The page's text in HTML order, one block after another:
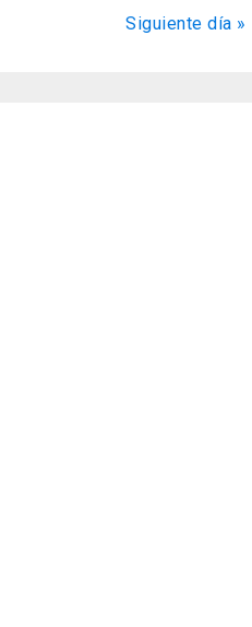
Siguiente día »